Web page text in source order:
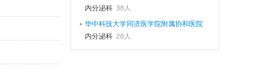
内分泌科 38人
华中科技大学同济医学院附属协和医院
内分泌科 28人